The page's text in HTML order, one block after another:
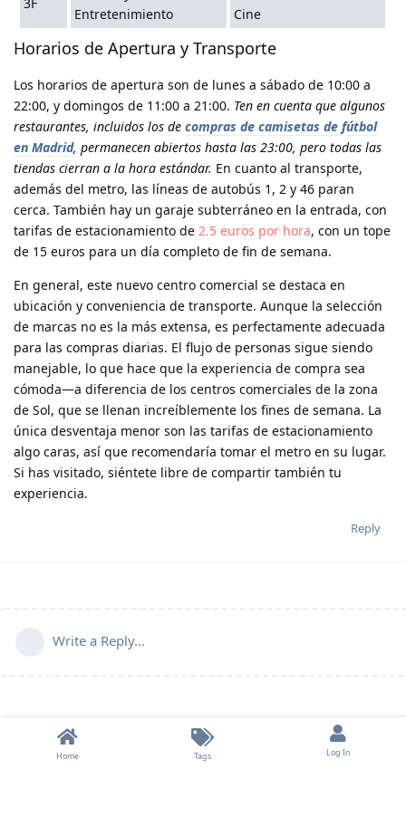
Entretenimiento
Cine
Horarios de Apertura y Transporte
Los horarios de apertura son de lunes a sábado de 10:00 a
22:00, y domingos de 11:00 a 21:00. Ten en cuenta que algunos
restaurantes, incluidos los de compras de camisetas de fútbol
en Madrid, permanecen abiertos hasta las 23:00, pero todas las
tiendas cierran a la hora estándar. En cuanto al transporte,
además del metro, las líneas de autobús 1, 2 y 46 paran
cerca. También hay un garaje subterráneo en la entrada, con
tarifas de estacionamiento de 2.5 euros por hora, con un tope
de 15 euros para un día completo de fin de semana.
En general, este nuevo centro comercial se destaca en
ubicación y conveniencia de transporte. Aunque la selección
de marcas no es la más extensa, es perfectamente adecuada
para las compras diarias. El flujo de personas sigue siendo
manejable, lo que hace que la experiencia de compra sea
cómoda—a diferencia de los centros comerciales de la zona
de Sol, que se llenan increíblemente los fines de semana. La
única desventaja menor son las tarifas de estacionamiento
algo caras, así que recomendaría tomar el metro en su lugar.
Si has visitado, siéntete libre de compartir también tu
experiencia.
Reply
Write a Reply...
Home Tags Log In